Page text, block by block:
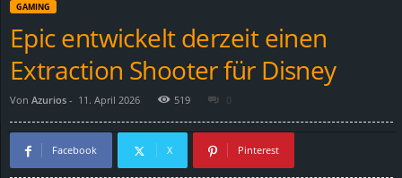
GAMING
Epic entwickelt derzeit einen
Extraction Shooter für Disney
Von Azurios - 11. April 2026 519 0
Facebook X Pinterest